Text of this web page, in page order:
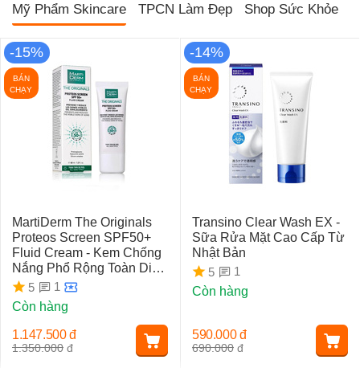
Mỹ Phẩm Skincare TPCN Làm Đẹp Shop Sức Khỏe
-15%
BÁN
CHẠY
MartiDerm The Originals
Proteos Screen SPF50+
Fluid Cream - Kem Chống
Nắng Phổ Rộng Toàn Diện
Ngừa Lão Hóa, Nám Da
5
1
Còn hàng
1.350.000 đ
1.147.500 đ
-14%
BÁN
CHẠY
Transino Clear Wash EX -
Sữa Rửa Mặt Cao Cấp Từ
Nhật Bản
5
1
Còn hàng
690.000 đ
590.000 đ